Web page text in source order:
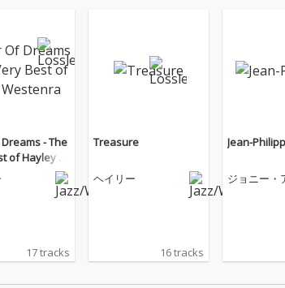
- The
of Hayley W
17 tracks
Treasure
ヘイリー
16 tracks
Jean-
ジョニー・